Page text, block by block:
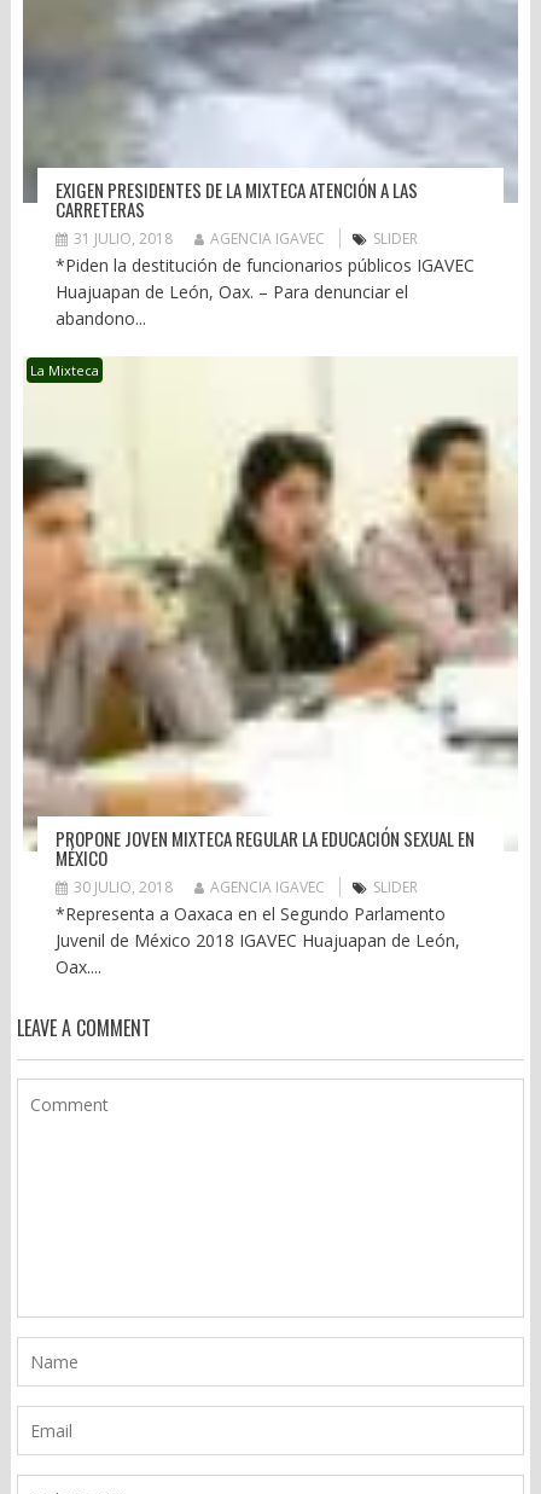
EXIGEN PRESIDENTES DE LA MIXTECA ATENCIÓN A LAS
CARRETERAS
31 JULIO, 2018 AGENCIA IGAVEC SLIDER
*Piden la destitución de funcionarios públicos IGAVEC
Huajuapan de León, Oax. – Para denunciar el
abandono...
La Mixteca
PROPONE JOVEN MIXTECA REGULAR LA EDUCACIÓN SEXUAL EN
MÉXICO
30 JULIO, 2018 AGENCIA IGAVEC SLIDER
*Representa a Oaxaca en el Segundo Parlamento
Juvenil de México 2018 IGAVEC Huajuapan de León,
Oax....
LEAVE A COMMENT